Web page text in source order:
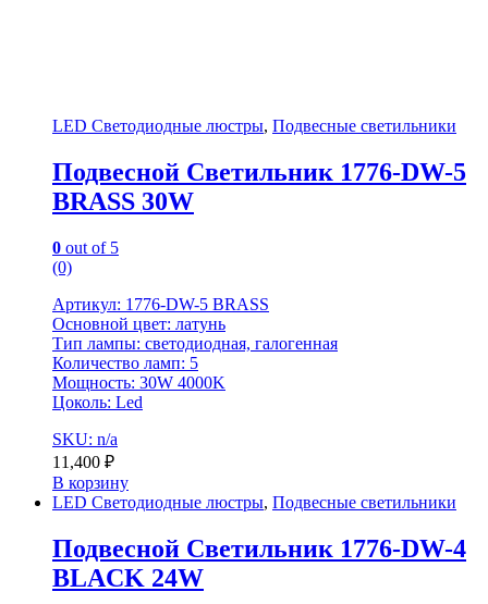
LED Светодиодные люстры, Подвесные светильники
Подвесной Светильник 1776-DW-5
BRASS 30W
0 out of 5
(0)
Артикул: 1776-DW-5 BRASS
Основной цвет: латунь
Тип лампы: светодиодная, галогенная
Количество ламп: 5
Мощность: 30W 4000K
Цоколь: Led
SKU: n/a
11,400 ₽
В корзину
LED Светодиодные люстры, Подвесные светильники
Подвесной Светильник 1776-DW-4
BLACK 24W